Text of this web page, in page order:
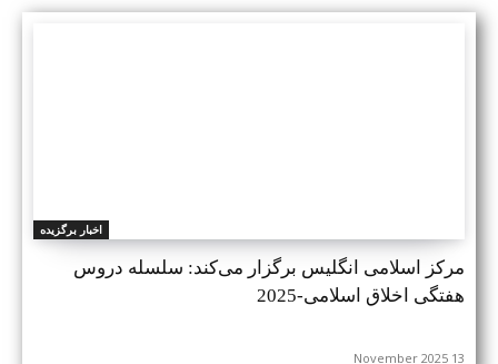
اخبار برگزیده
مرکز اسلامی انگلیس برگزار می‌کند: سلسله دروس
هفتگی اخلاق اسلامی-2025
13 November 2025